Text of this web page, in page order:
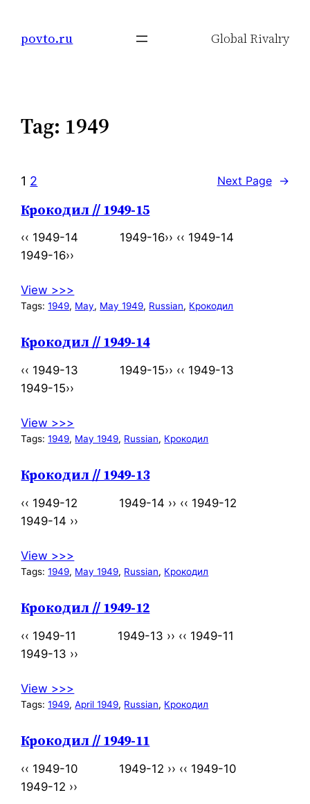
povto.ru Global Rivalry
Tag: 1949
1 2 Next Page →
Крокодил // 1949-15
‹‹ 1949-14 1949-16›› ‹‹ 1949-14
1949-16››
View >>>
Tags:1949, May, May 1949, Russian, Крокодил
Крокодил // 1949-14
‹‹ 1949-13 1949-15›› ‹‹ 1949-13
1949-15››
View >>>
Tags:1949, May 1949, Russian, Крокодил
Крокодил // 1949-13
‹‹ 1949-12 1949-14 ›› ‹‹ 1949-12
1949-14 ››
View >>>
Tags:1949, May 1949, Russian, Крокодил
Крокодил // 1949-12
‹‹ 1949-11 1949-13 ›› ‹‹ 1949-11
1949-13 ››
View >>>
Tags:1949, April 1949, Russian, Крокодил
Крокодил // 1949-11
‹‹ 1949-10 1949-12 ›› ‹‹ 1949-10
1949-12 ››